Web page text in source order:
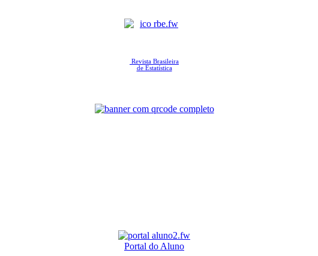
Revista Brasileira
de Estatística
Portal do Aluno